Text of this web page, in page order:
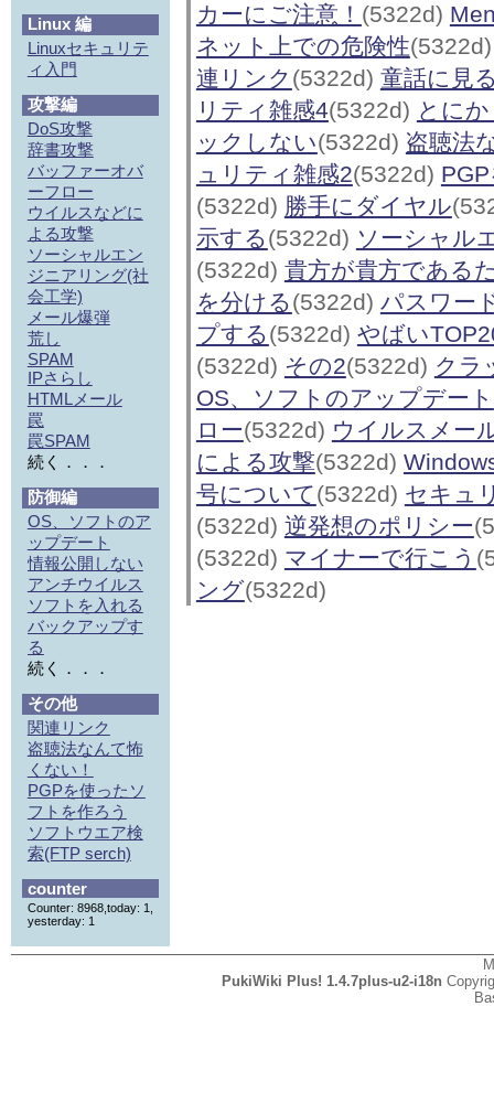
カーにご注意！ (5322d)
ネット上での危険性
連リンク (5322d) 童話に見
リティ雑感4(5322d) とに
ックしない(5322d) 盗聴法
ュリティ雑感2(5322d)
(5322d) 勝手にダイヤル
示する(5322d) ソーシャル
(5322d) 貴方が貴方である
を分ける(5322d) パスワー
プする(5322d) やばい
(5322d) その2(5322d) クラ
OS、ソフトのアップデート
ロー(5322d) ウイルスメー
による攻撃(5322d)
号について(5322d) セキュ
(5322d) 逆発想のポリシー
(5322d) マイナーで行こう
ング(5322d)
Linux 編
Linuxセキュリテ
ィ入門
攻撃編
DoS攻撃
辞書攻撃
バッファーオバ
ーフロー
ウイルスなどに
よる攻撃
ソーシャルエン
ジニアリング(社
会工学)
メール爆弾
荒し
SPAM
IPさらし
HTMLメール
罠
罠SPAM
続く．．．
防御編
OS、ソフトのア
ップデート
情報公開しない
アンチウイルス
ソフトを入れる
バックアップす
る
続く．．．
その他
関連リンク
盗聴法なんて怖
くない！
PGPを使ったソ
フトを作ろう
ソフトウエア検
索(FTP serch)
counter
Counter: 8968,today: 1,
yesterday: 1
PukiWiki Plus! 1.4.7plus-u2-i18n